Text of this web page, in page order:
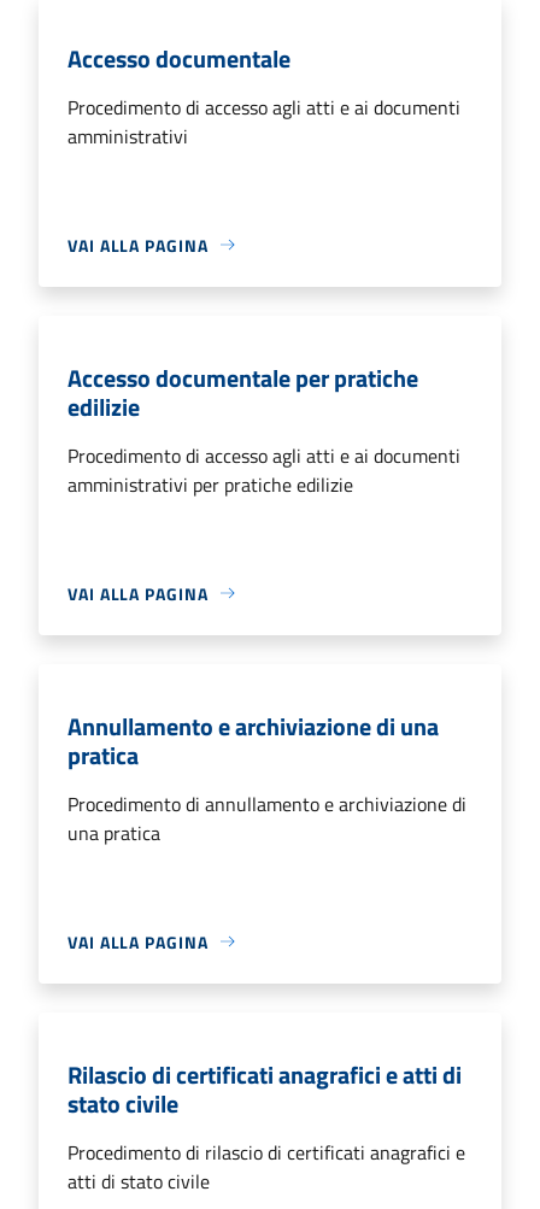
Accesso documentale
Procedimento di accesso agli atti e ai documenti
amministrativi
VAI ALLA PAGINA
Accesso documentale per pratiche
edilizie
Procedimento di accesso agli atti e ai documenti
amministrativi per pratiche edilizie
VAI ALLA PAGINA
Annullamento e archiviazione di una
pratica
Procedimento di annullamento e archiviazione di
una pratica
VAI ALLA PAGINA
Rilascio di certificati anagrafici e atti di
stato civile
Procedimento di rilascio di certificati anagrafici e
atti di stato civile